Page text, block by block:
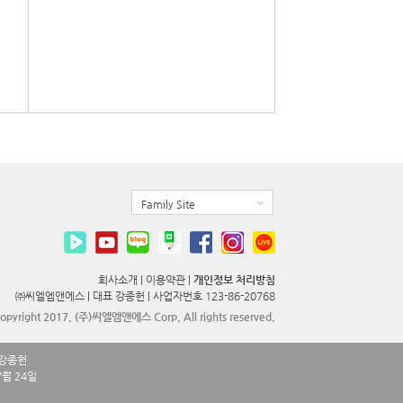
Family Site
회사소개 이용약관
개인정보 처리방침
㈜씨엘엠앤에스 |
대표 강종헌 |
사업자번호 123-86-20768
2017. (주)씨엘엠앤에스 Corp. All rights reserved.
종헌
24일